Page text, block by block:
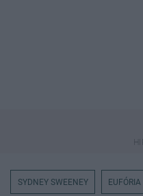
SYDNEY SWEENEY EUFÓRIA